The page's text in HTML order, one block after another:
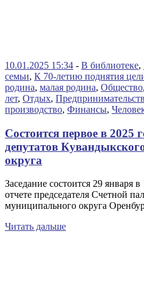
10.01.2025 15:34 - В библиотеке,
семьи, К 70-летию поднятия
родина, малая родина, Общество,
лет, Отдых,
производство, Финансы,
Состоится первое в 2025
депутатов
округа
Заседание состоится 29 января
отчете председателя Счетной
муниципального округа
Читать дальше